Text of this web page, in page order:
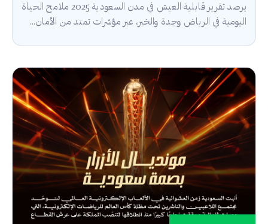
يرصد تقرير قابلية العيش في مدن السعودية 2025 ملامح الحياة
اليومية في الرياض وجدة والخبر، عبر مؤشرات تمتد من الأمان...